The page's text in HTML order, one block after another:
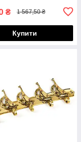
₴ 1 567,50 ₴
Купити